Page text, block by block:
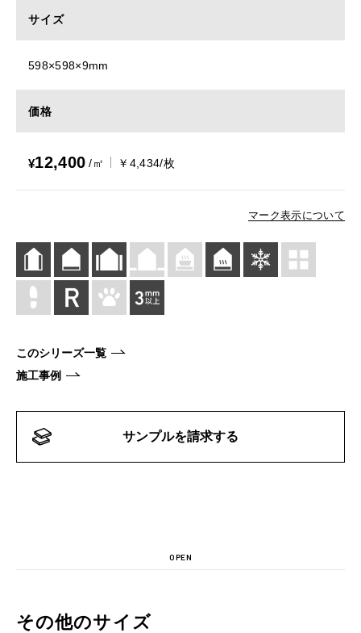
サイズ
598×598×9mm
価格
¥12,400 /㎡ ￥4,434/枚
マーク表示について
このシリーズ一覧
施工事例
サンプルを請求する
OPEN
その他のサイズ